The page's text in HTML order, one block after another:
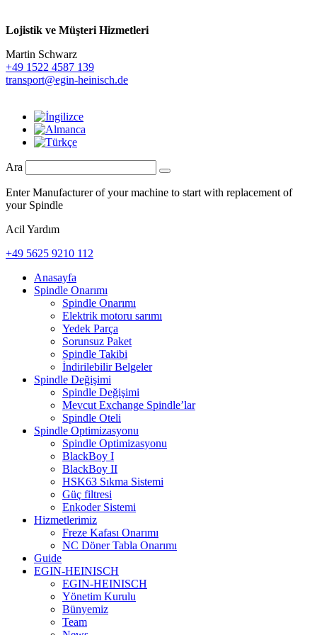
Lojistik ve Müşteri Hizmetleri
Martin Schwarz
+49 1522 4587 139
transport@egin-heinisch.de
Ara
Enter Manufacturer of your machine to start with replacement of
your Spindle
Acil Yardım
+49 5625 9210 112
Anasayfa
Spindle Onarımı
Spindle Onarımı
Elektrik motoru sarımı
Yedek Parça
Sorunsuz Paket
Spindle Takibi
İndirilebilir Belgeler
Spindle Değişimi
Spindle Değişimi
Mevcut Exchange Spindle’lar
Spindle Oteli
Spindle Optimizasyonu
Spindle Optimizasyonu
BlackBoy I
BlackBoy II
HSK63 Sıkma Sistemi
Güç filtresi
Enkoder Sistemi
Hizmetlerimiz
Freze Kafası Onarımı
NC Döner Tabla Onarımı
Guide
EGIN-HEINISCH
EGIN-HEINISCH
Yönetim Kurulu
Bünyemiz
Team